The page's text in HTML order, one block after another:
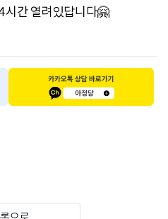
시간 열려있답니다🤗